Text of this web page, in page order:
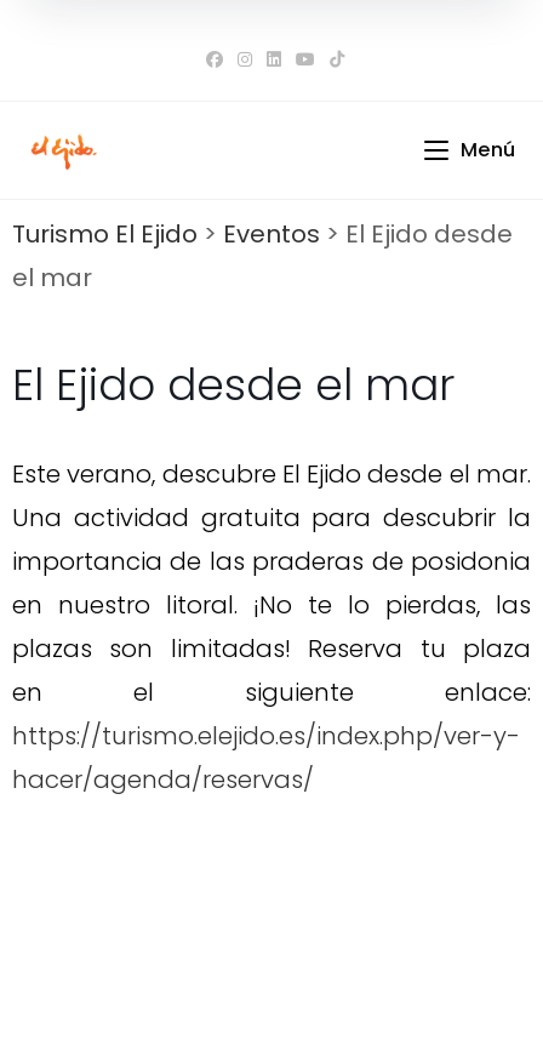
Menú
Turismo El Ejido > Eventos > El Ejido desde
el mar
El Ejido desde el mar
Este verano, descubre El Ejido desde el mar.
Una actividad gratuita para descubrir la
importancia de las praderas de posidonia
en nuestro litoral. ¡No te lo pierdas, las
plazas son limitadas! Reserva tu plaza
en el siguiente enlace:
https://turismo.elejido.es/index.php/ver-y-
hacer/agenda/reservas/